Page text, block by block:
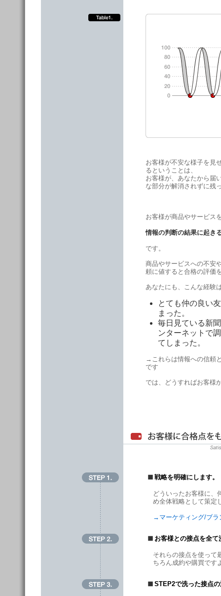
お客様が不安な様子を見
るということは、
お客様が、あなたから届
な部分が解消されずに残
お客様が商品やサービス
情報の判断の結果に起き
です。
商品やサービスへの不安
頼に値すると合格の評価
あなたにも、こんな経験
とても仲の良い
まった。
毎日見ている新
ンターネットで
てしまった。
→これらは情報への信頼
です
では、どうすればお客様
戦略を明確にします。
どういったお客様に、
め全体戦略として策定
→ マーケティング/ブ
お客様との接点を全て
それらの接点を使って
ちろん成約や購買です
STEP2で洗った接点